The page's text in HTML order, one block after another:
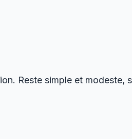
Reste simple et modeste,